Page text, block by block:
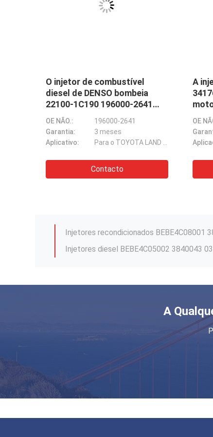
O injetor de combustível
diesel de DENSO bombeia
22100-1C190 196000-2641
para o motor do TOYOTA
LAND CRUISER 1HZ
OE NÃO.:
196000-2641
Garantia:
3 meses
Aplicativo:
Contacto
A
M11
OE
Injetores diesel BEBE4C14001 21586290
2 injetores diesel BEBE4C15001
A